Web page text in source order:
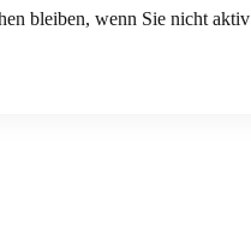
bleiben, wenn Sie nicht aktiv